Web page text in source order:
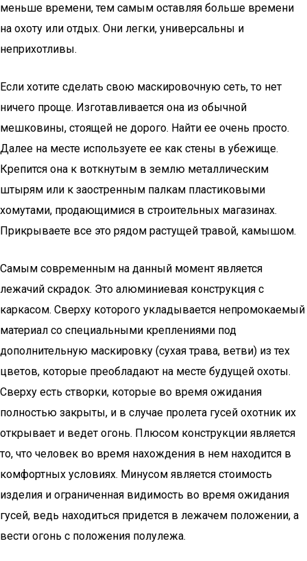
меньше времени, тем самым оставляя больше времени
на охоту или отдых. Они легки, универсальны и
неприхотливы.
Если хотите сделать свою маскировочную сеть, то нет
ничего проще. Изготавливается она из обычной
мешковины, стоящей не дорого. Найти ее очень просто.
Далее на месте используете ее как стены в убежище.
Крепится она к воткнутым в землю металлическим
штырям или к заостренным палкам пластиковыми
хомутами, продающимися в строительных магазинах.
Прикрываете все это рядом растущей травой, камышом.
Самым современным на данный момент является
лежачий скрадок. Это алюминиевая конструкция с
каркасом. Cверху которого укладывается непромокаемый
материал со специальными креплениями под
дополнительную маскировку (сухая трава, ветви) из тех
цветов, которые преобладают на месте будущей охоты.
Сверху есть створки, которые во время ожидания
полностью закрыты, и в случае пролета гусей охотник их
открывает и ведет огонь. Плюсом конструкции является
то, что человек во время нахождения в нем находится в
комфортных условиях. Минусом является стоимость
изделия и ограниченная видимость во время ожидания
гусей, ведь находиться придется в лежачем положении, а
вести огонь с положения полулежа.